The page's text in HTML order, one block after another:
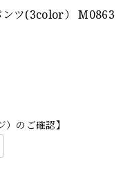
ンツ(3color） M0863
のご確認】